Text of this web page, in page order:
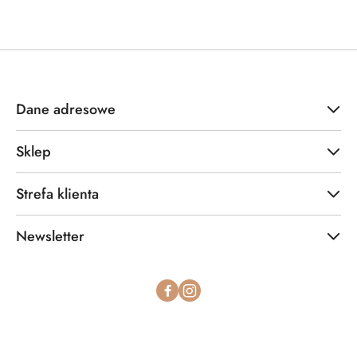
Dane adresowe
Sklep
Strefa klienta
Newsletter